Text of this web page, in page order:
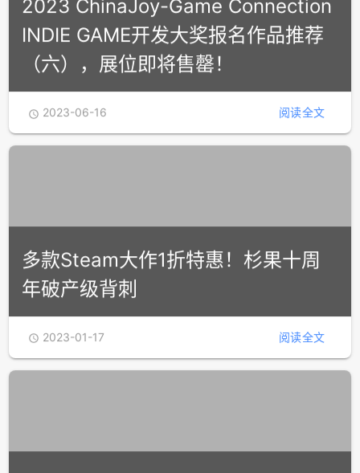
2023 ChinaJoy-Game Connection
INDIE GAME开发大奖报名作品推荐
（六），展位即将售罄！
 2023-06-16 阅读全文
多款Steam大作1折特惠！杉果十周
年破产级背刺
 2023-01-17 阅读全文